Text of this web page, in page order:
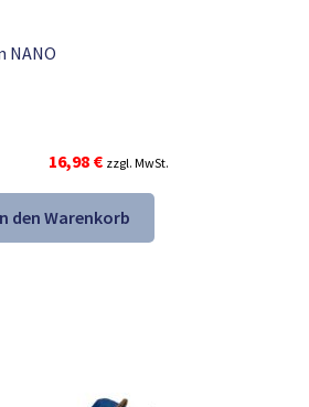
NANO
Ursprünglicher
Preis
war:
26,24 €
16,98 €Aktueller
Preis
ist:
16,98 €.
zzgl. MwSt.
den Warenkorb